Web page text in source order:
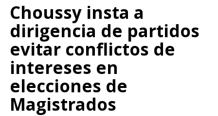
Choussy insta a
dirigencia de partidos
evitar conflictos de
intereses en
elecciones de
Magistrados